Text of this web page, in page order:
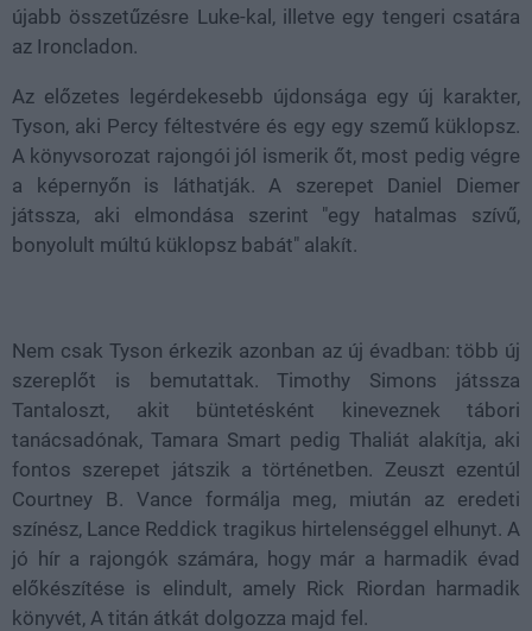
újabb összetűzésre Luke-kal, illetve egy tengeri csatára
az Ironcladon.
Az előzetes legérdekesebb újdonsága egy új karakter,
Tyson, aki Percy féltestvére és egy egy szemű küklopsz.
A könyvsorozat rajongói jól ismerik őt, most pedig végre
a képernyőn is láthatják. A szerepet Daniel Diemer
játssza, aki elmondása szerint "egy hatalmas szívű,
bonyolult múltú küklopsz babát" alakít.
Nem csak Tyson érkezik azonban az új évadban: több új
szereplőt is bemutattak. Timothy Simons játssza
Tantaloszt, akit büntetésként kineveznek tábori
tanácsadónak, Tamara Smart pedig Thaliát alakítja, aki
fontos szerepet játszik a történetben. Zeuszt ezentúl
Courtney B. Vance formálja meg, miután az eredeti
színész, Lance Reddick tragikus hirtelenséggel elhunyt. A
jó hír a rajongók számára, hogy már a harmadik évad
előkészítése is elindult, amely Rick Riordan harmadik
könyvét, A titán átkát dolgozza majd fel.